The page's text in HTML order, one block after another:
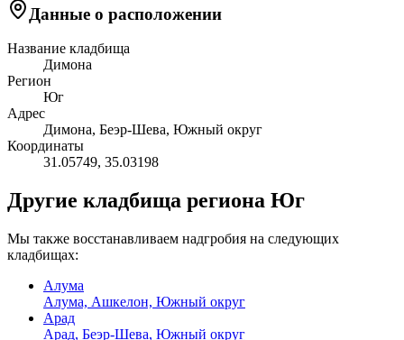
Данные о расположении
Название кладбища
Димона
Регион
Юг
Адрес
Димона, Беэр-Шева, Южный округ
Координаты
31.05749, 35.03198
Другие кладбища региона Юг
Мы также восстанавливаем надгробия на следующих
кладбищах:
Алума
Алума, Ашкелон, Южный округ
Арад
Арад, Беэр-Шева, Южный округ